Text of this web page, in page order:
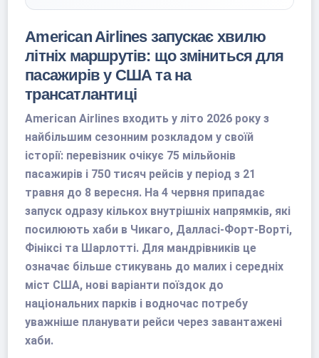
American Airlines запускає хвилю
літніх маршрутів: що зміниться для
пасажирів у США та на
трансатлантиці
American Airlines входить у літо 2026 року з
найбільшим сезонним розкладом у своїй
історії: перевізник очікує 75 мільйонів
пасажирів і 750 тисяч рейсів у період з 21
травня до 8 вересня. На 4 червня припадає
запуск одразу кількох внутрішніх напрямків, які
посилюють хаби в Чикаго, Далласі-Форт-Ворті,
Фініксі та Шарлотті. Для мандрівників це
означає більше стикувань до малих і середніх
міст США, нові варіанти поїздок до
національних парків і водночас потребу
уважніше планувати рейси через завантажені
хаби.